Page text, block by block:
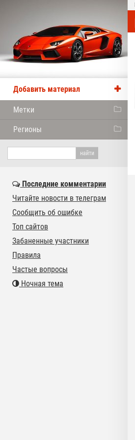
Добавить материал
Метки
Регионы
Последние комментарии
Читайте новости в телеграм
Сообщить об ошибке
Топ сайтов
Забаненные участники
Правила
Частые вопросы
Ночная тема